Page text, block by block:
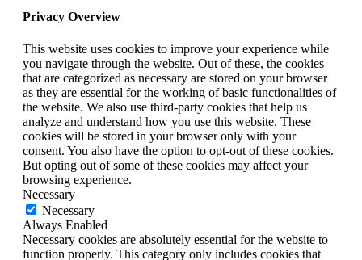
Privacy Overview
This website uses cookies to improve your experience while
you navigate through the website. Out of these, the cookies
that are categorized as necessary are stored on your browser
as they are essential for the working of basic functionalities of
the website. We also use third-party cookies that help us
analyze and understand how you use this website. These
cookies will be stored in your browser only with your
consent. You also have the option to opt-out of these cookies.
But opting out of some of these cookies may affect your
browsing experience.
Necessary
Necessary
Always Enabled
Necessary cookies are absolutely essential for the website to
function properly. This category only includes cookies that